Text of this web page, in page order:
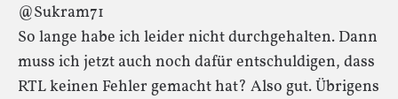
@Sukram71
So lange habe ich leider nicht durchgehalten. Dann
muss ich jetzt auch noch dafür entschuldigen, dass
RTL keinen Fehler gemacht hat? Also gut. Übrigens